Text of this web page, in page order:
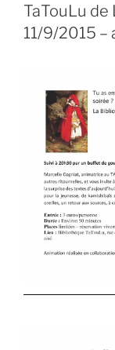
TaTouLu de
11/9/2015